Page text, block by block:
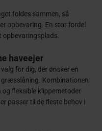
foldes sammen, så
opbevaring. En stor fordel
haveejer
for dig, der ønsker en
Kombinationen
fleksible klippemetoder
passer til de fleste behov i